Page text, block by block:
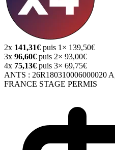
2x 141,31€ puis 1× 139,50€
3x 96,60€ puis 2× 93,00€
4x 75,13€ puis 3× 69,75€
ANTS : 26R180310006000020
FRANCE STAGE PERMIS